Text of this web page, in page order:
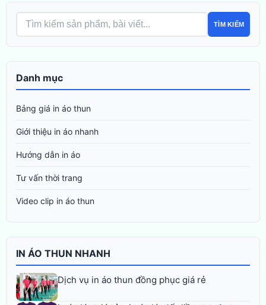
TÌM KIẾM
Danh mục
Bảng giá in áo thun
Giới thiệu in áo nhanh
Hướng dẫn in áo
Tư vấn thời trang
Video clip in áo thun
IN ÁO THUN NHANH
Dịch vụ in áo thun đồng phục giá rẻ